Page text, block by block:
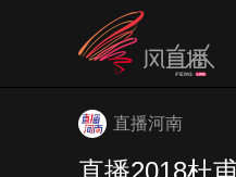
直播河南
直播2018杜